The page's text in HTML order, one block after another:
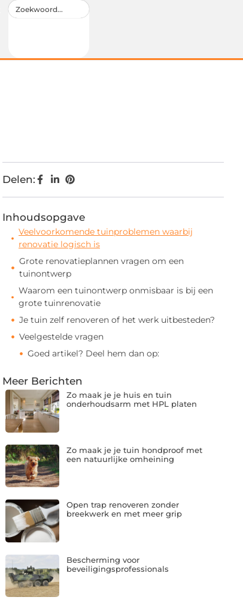
Delen:
Inhoudsopgave
Veelvoorkomende tuinproblemen waarbij
renovatie logisch is
Grote renovatieplannen vragen om een
tuinontwerp
Waarom een tuinontwerp onmisbaar is bij een
grote tuinrenovatie
Je tuin zelf renoveren of het werk uitbesteden?
Veelgestelde vragen
Goed artikel? Deel hem dan op:
Meer Berichten
Zo maak je je huis en tuin
onderhoudsarm met HPL platen
Zo maak je je tuin hondproof met
een natuurlijke omheining
Open trap renoveren zonder
breekwerk en met meer grip
Bescherming voor
beveiligingsprofessionals